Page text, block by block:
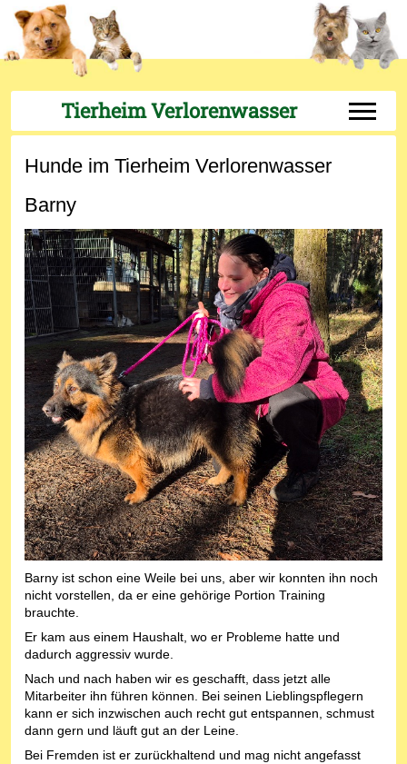
Tierheim Verlorenwasser Off-
Hunde im Tierheim Verlorenwasser
Barny
Barny ist schon eine Weile bei uns, aber wir konnten ihn noch
nicht vorstellen, da er eine gehörige Portion Training
brauchte.
Er kam aus einem Haushalt, wo er Probleme hatte und
dadurch aggressiv wurde.
Nach und nach haben wir es geschafft, dass jetzt alle
Mitarbeiter ihn führen können. Bei seinen Lieblingspflegern
kann er sich inzwischen auch recht gut entspannen, schmust
dann gern und läuft gut an der Leine.
Bei Fremden ist er zurückhaltend und mag nicht angefasst